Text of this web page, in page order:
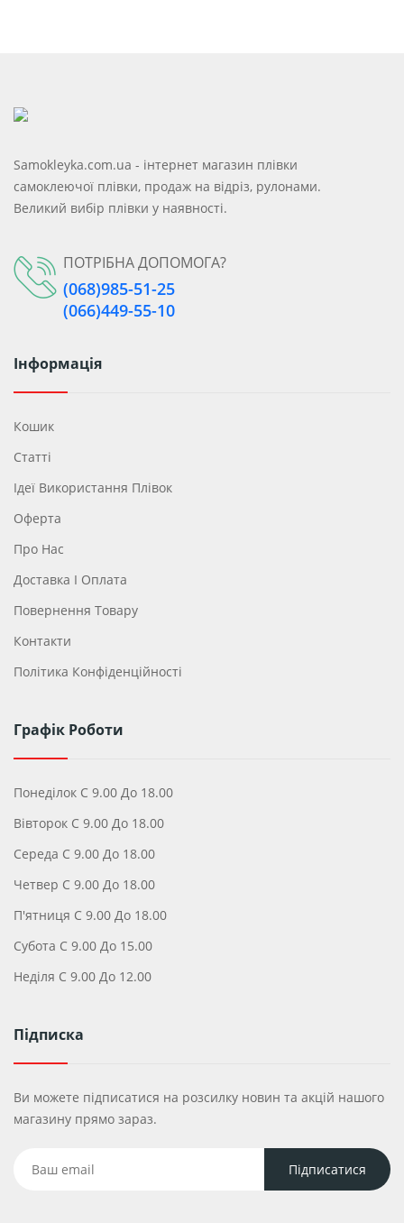
Samokleyka.com.ua - інтернет магазин плівки
самоклеючої плівки, продаж на відріз, рулонами.
Великий вибір плівки у наявності.
ПОТРІБНА ДОПОМОГА?
(068)985-51-25
(066)449-55-10
Інформація
Кошик
Статті
Ідеї ​​використання Плівок
Оферта
Про Нас
Доставка І Оплата
Повернення Товару
Контакти
Політика Конфіденційності
Графік Роботи
Понеділок С 9.00 До 18.00
Вівторок С 9.00 До 18.00
Середа С 9.00 До 18.00
Четвер С 9.00 До 18.00
П'ятниця С 9.00 До 18.00
Субота С 9.00 До 15.00
Неділя С 9.00 До 12.00
Підписка
Ви можете підписатися на розсилку новин та акцій нашого
магазину прямо зараз.